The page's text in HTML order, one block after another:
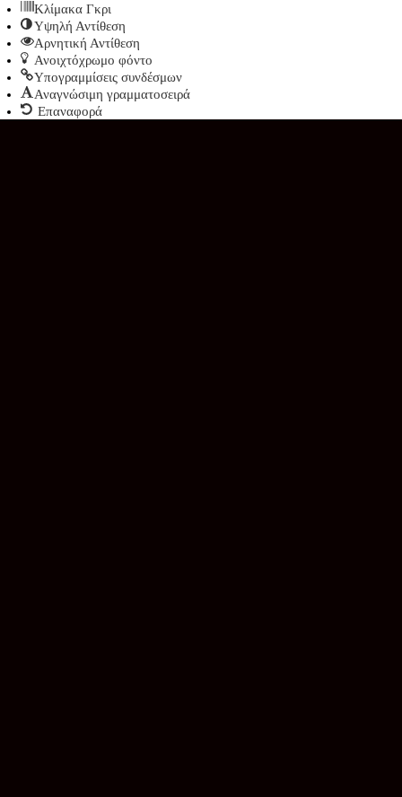
Κλίμακα Γκρι
Υψηλή Αντίθεση
Αρνητική Αντίθεση
Ανοιχτόχρωμο φόντο
Υπογραμμίσεις συνδέσμων
Αναγνώσιμη γραμματοσειρά
Επαναφορά